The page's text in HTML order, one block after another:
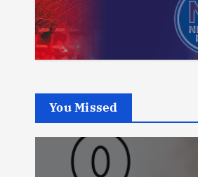
You Missed